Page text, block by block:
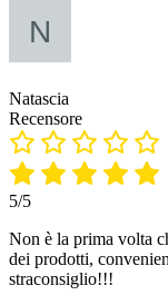
Natascia
Recensore
5/5
Non è la prima volta
dei prodotti,
straconsiglio!!!